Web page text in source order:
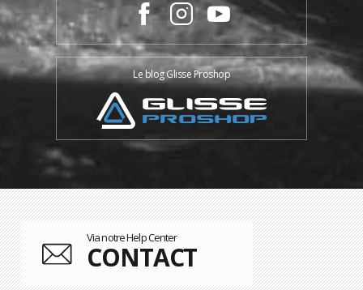
Le blog Glisse Proshop
Via notre Help Center
CONTACT